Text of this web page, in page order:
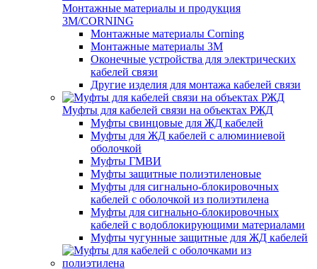
Монтажные материалы и продукция
3M/CORNING
Монтажные материалы Corning
Монтажные материалы 3M
Оконечные устройства для электрических
кабелей связи
Другие изделия для монтажа кабелей связи
Муфты для кабелей связи на объектах РЖД
Муфты свинцовые для ЖД кабелей
Муфты для ЖД кабелей с алюминиевой
оболочкой
Муфты ГМВИ
Муфты защитные полиэтиленовые
Муфты для сигнально-блокировочных
кабелей с оболочкой из полиэтилена
Муфты для сигнально-блокировочных
кабелей с водоблокирующими материалами
Муфты чугунные защитные для ЖД кабелей